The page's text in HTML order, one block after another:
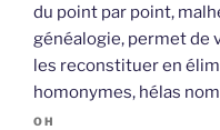
du point par point,
généalogie, permet de
les reconstituer en
homonymes, hélas
OH